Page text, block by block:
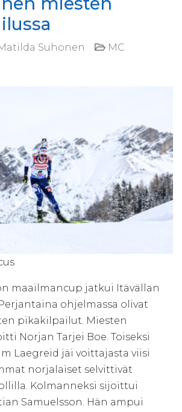
Suhonen
MC
maailmancup jatkui Itävällan
ohjelmassa olivat
pikakilpailut. Miesten
Norjan Tarjei Boe. Toiseksi
Laegreid jäi voittajasta viisi
norjalaiset selvittivät
Kolmanneksi sijoittui
Samuelsson. Hän ampui